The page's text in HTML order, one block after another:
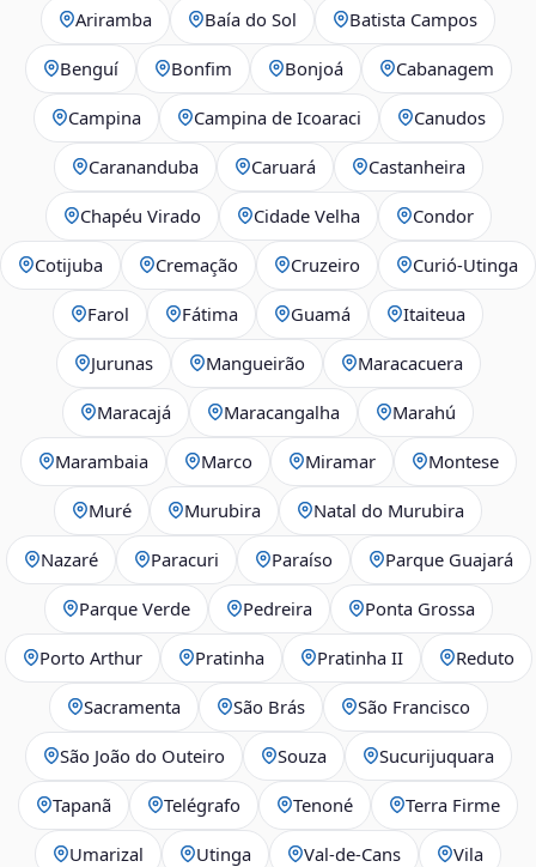
Ariramba Baía do Sol Batista Campos
Benguí Bonfim Bonjoá Cabanagem
Campina Campina de Icoaraci Canudos
Carananduba Caruará Castanheira
Chapéu Virado Cidade Velha Condor
Cotijuba Cremação Cruzeiro Curió-Utinga
Farol Fátima Guamá Itaiteua
Jurunas Mangueirão Maracacuera
Maracajá Maracangalha Marahú
Marambaia Marco Miramar Montese
Muré Murubira Natal do Murubira
Nazaré Paracuri Paraíso Parque Guajará
Parque Verde Pedreira Ponta Grossa
Porto Arthur Pratinha Pratinha II Reduto
Sacramenta São Brás São Francisco
São João do Outeiro Souza Sucurijuquara
Tapanã Telégrafo Tenoné Terra Firme
Umarizal Utinga Val-de-Cans Vila